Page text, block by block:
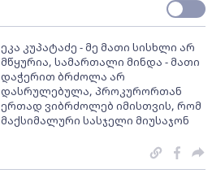
ეკა კუპატაძე - მე მათი სისხლი არ
მწყურია, სამართალი მინდა - მათი
დაჭერით ბრძოლა არ
დასრულებულა, პროკურორთან
ერთად ვიბრძოლებ იმისთვის, რომ
მაქსიმალური სასჯელი მიუსაჯონ